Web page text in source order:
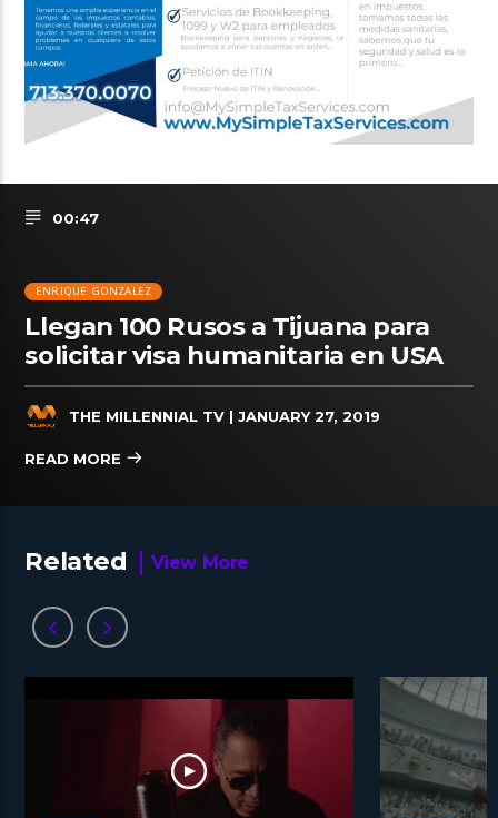
00:47
ENRIQUE GONZALEZ
Llegan 100 Rusos a Tijuana para
solicitar visa humanitaria en USA
THE MILLENNIAL TV | JANUARY 27, 2019
READ MORE
Related View More